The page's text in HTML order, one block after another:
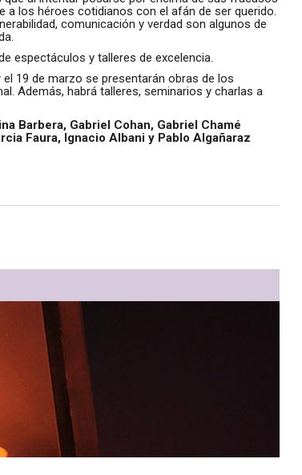
a los héroes cotidianos con el afán de ser querido.
comunicación y verdad son algunos de
espectáculos y talleres de excelencia.
19 de marzo se presentarán obras de los
Además, habrá talleres, seminarios y charlas a
Barbera, Gabriel Cohan, Gabriel Chamé
Faura, Ignacio Albani y Pablo Algañaraz